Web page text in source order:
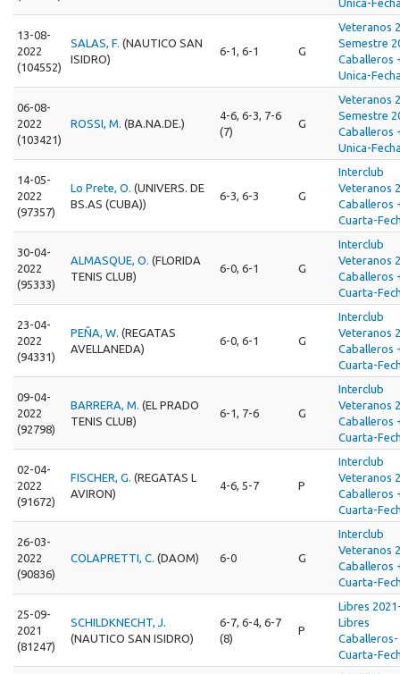
Unica-
13-08-
2022
(104552)
SALAS, F. (NAUTICO SAN
ISIDRO)
6-1, 6-1 G
Veteranos
Semestre
Caballeros
Unica-
06-08-
2022
(103421)
ROSSI, M. (BA.NA.DE.)
4-6, 6-3, 7-6
(7)
G
Veteranos
Semestre
Caballeros
Unica-
14-05-
2022
(97357)
Lo Prete, O. (UNIVERS. DE
BS.AS (CUBA))
6-3, 6-3 G
Interclub
Veteranos
Caballeros
Cuarta-
30-04-
2022
(95333)
ALMASQUE, O. (FLORIDA
TENIS CLUB)
6-0, 6-1 G
Interclub
Veteranos
Caballeros
Cuarta-
23-04-
2022
(94331)
PEÑA, W. (REGATAS
AVELLANEDA)
6-0, 6-1 G
Interclub
Veteranos
Caballeros
Cuarta-
09-04-
2022
(92798)
BARRERA, M. (EL PRADO
TENIS CLUB)
6-1, 7-6 G
Interclub
Veteranos
Caballeros
Cuarta-
02-04-
2022
(91672)
FISCHER, G. (REGATAS L
AVIRON)
4-6, 5-7 P
Interclub
Veteranos
Caballeros
Cuarta-
26-03-
2022
(90836)
COLAPRETTI, C. (DAOM) 6-0 G
Interclub
Veteranos
Caballeros
Cuarta-
25-09-
2021
(81247)
SCHILDKNECHT, J.
(NAUTICO SAN ISIDRO)
6-7, 6-4, 6-7
(8)
P
Libres
Libres
Caballeros-
Cuarta-